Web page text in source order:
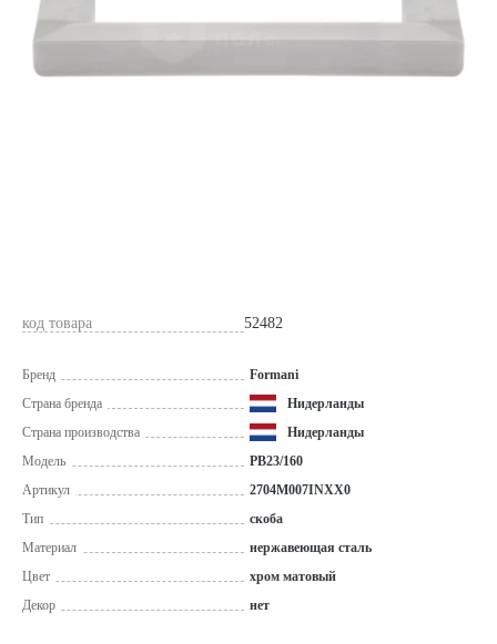
код товара 52482
Бренд
Formani
Страна бренда
Нидерланды
Страна производства
Нидерланды
Модель
PB23/160
Артикул
2704M007INXX0
Тип
скоба
Материал
нержавеющая сталь
Цвет
хром матовый
Декор
нет